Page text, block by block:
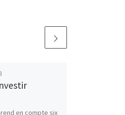
en compte six